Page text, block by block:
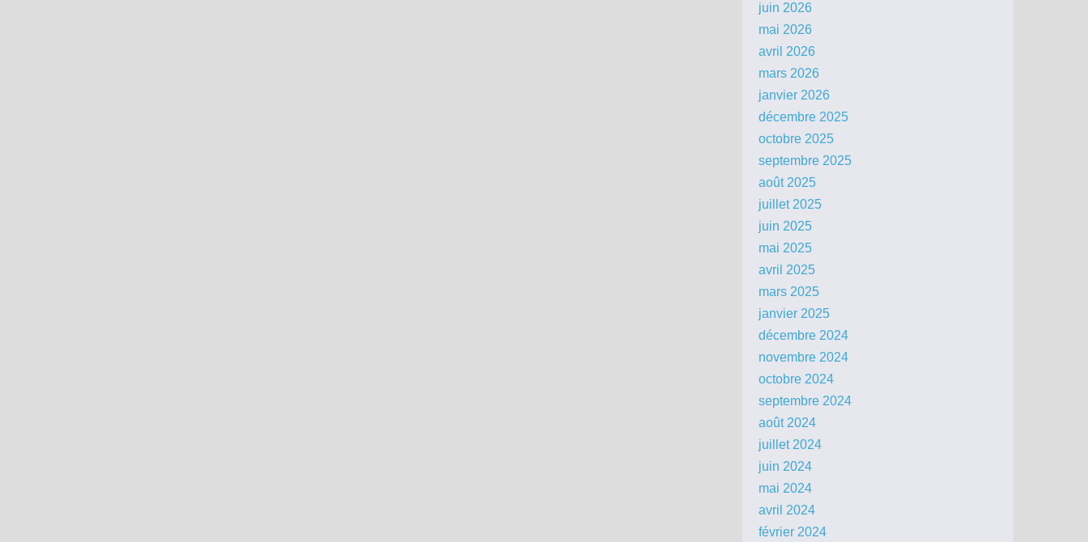
juin 2026
mai 2026
avril 2026
mars 2026
janvier 2026
décembre 2025
octobre 2025
septembre 2025
août 2025
juillet 2025
juin 2025
mai 2025
avril 2025
mars 2025
janvier 2025
décembre 2024
novembre 2024
octobre 2024
septembre 2024
août 2024
juillet 2024
juin 2024
mai 2024
avril 2024
février 2024